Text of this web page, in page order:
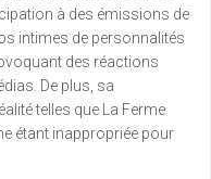
à des émissions de
intimes de personnalités
des réactions
De plus, sa
telles que La Ferme
étant inappropriée pour